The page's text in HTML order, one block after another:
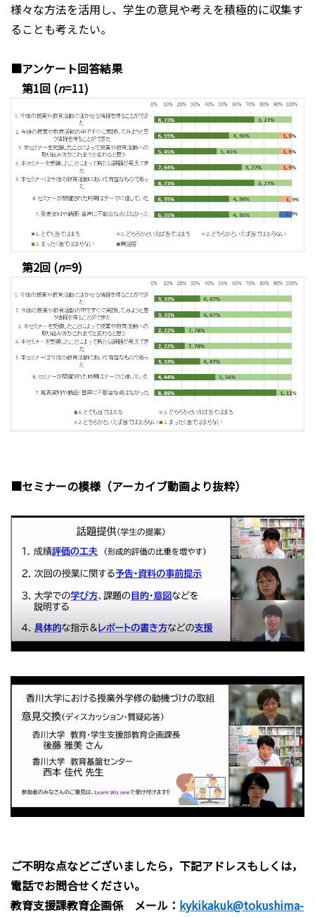
様々な方法を活用し、学生の意見や考えを積極的に収集す
ることも考えたい。
■アンケート回答結果
第1回 (n=11)
第2回 (n=9)
■セミナーの模様（アーカイブ動画より抜粋）
ご不明な点などございましたら，下記アドレスもしくは，
電話でお問合せください。
教育支援課教育企画係 メール： kykikakuk@tokushima-